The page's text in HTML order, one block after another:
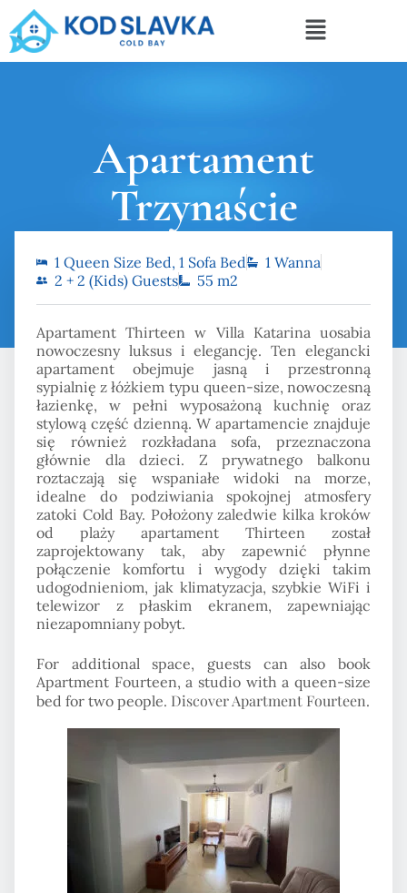
Apartament
Trzynaście
Strona główna Apartament Trzynaście
1 Queen Size Bed, 1 Sofa Bed
1 Wanna
2 + 2 (Kids) Guests
55 m2
Apartament Thirteen w Villa Katarina uosabia
nowoczesny luksus i elegancję. Ten elegancki
apartament obejmuje jasną i przestronną
sypialnię z łóżkiem typu queen-size, nowoczesną
łazienkę, w pełni wyposażoną kuchnię oraz
stylową część dzienną. W apartamencie znajduje
się również rozkładana sofa, przeznaczona
głównie dla dzieci. Z prywatnego balkonu
roztaczają się wspaniałe widoki na morze,
idealne do podziwiania spokojnej atmosfery
zatoki Cold Bay. Położony zaledwie kilka kroków
od plaży apartament Thirteen został
zaprojektowany tak, aby zapewnić płynne
połączenie komfortu i wygody dzięki takim
udogodnieniom, jak klimatyzacja, szybkie WiFi i
telewizor z płaskim ekranem, zapewniając
niezapomniany pobyt.
For additional space, guests can also book
Apartment Fourteen, a studio with a queen-size
bed for two people. Discover Apartment Fourteen.